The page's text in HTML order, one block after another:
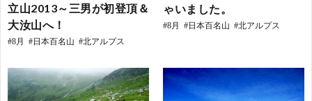
立山2013～三男が初登頂＆
大汝山へ！
8月 日本百名山 北アルプス
ゃいました。
8月 日本百名山 北アルプス